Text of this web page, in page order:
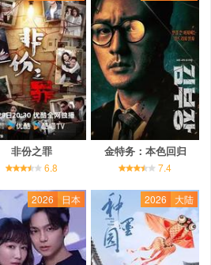
非份之罪
6.8
金特务：本色回归
7.4
2026 日本 2026 大陆